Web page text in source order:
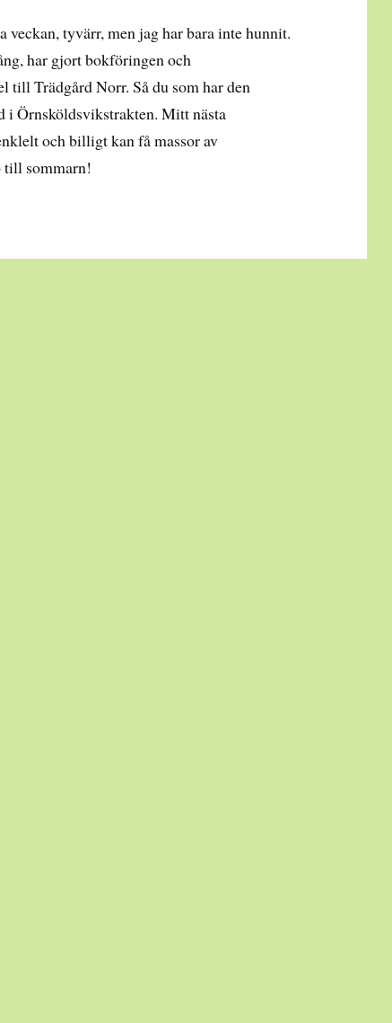
veckan, tyvärr, men jag har bara inte hunnit.
har gjort bokföringen och
till Trädgård Norr. Så du som har den
i Örnsköldsvikstrakten. Mitt nästa
och billigt kan få massor av
till sommarn!